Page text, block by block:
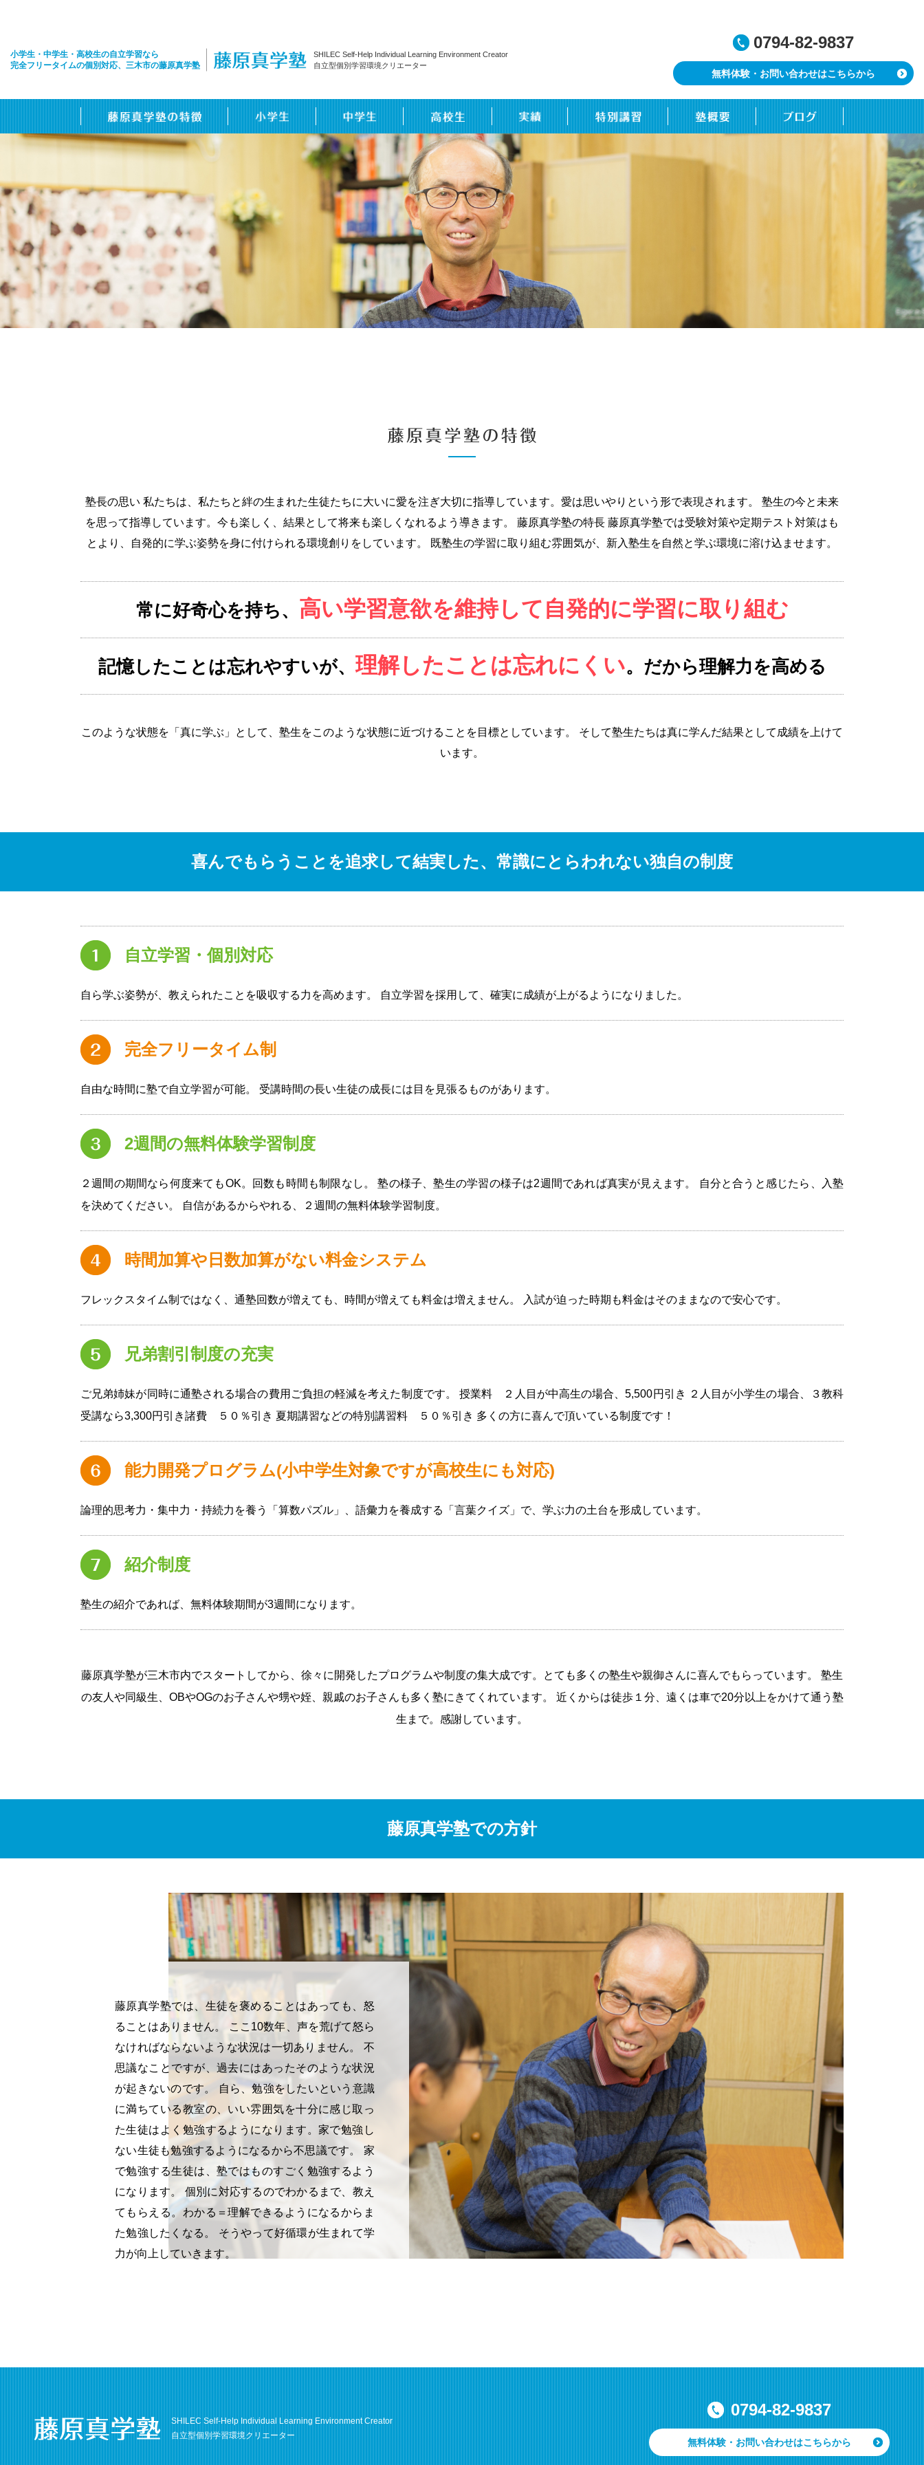
小学生・中学生・高校生の自立学習なら
完全フリータイムの個別対応、三木市の藤原真学塾
SHILEC Self-Help Individual Learning Environment Creator
自立型個別学習環境クリエーター
0794-82-9837
無料体験・お問い合わせはこちらから
塾長の思い 私たちは、私たちと絆の生まれた生徒たちに大いに愛を注ぎ大切に指導しています。愛は思いやりという形で表現されます。 塾生の今と未来
を思って指導しています。今も楽しく、結果として将来も楽しくなれるよう導きます。 藤原真学塾の特長 藤原真学塾では受験対策や定期テスト対策はも
とより、自発的に学ぶ姿勢を身に付けられる環境創りをしています。 既塾生の学習に取り組む雰囲気が、新入塾生を自然と学ぶ環境に溶け込ませます。
常に好奇心を持ち、 高い学習意欲を維持して自発的に学習に取り組む
記憶したことは忘れやすいが、理解したことは忘れにくい。だから理解力を高める
このような状態を「真に学ぶ」として、塾生をこのような状態に近づけることを目標としています。 そして塾生たちは真に学んだ結果として成績を上けて
います。
喜んでもらうことを追求して結実した、常識にとらわれない独自の制度
自立学習・個別対応
自ら学ぶ姿勢が、教えられたことを吸収する力を高めます。 自立学習を採用して、確実に成績が上がるようになりました。
完全フリータイム制
自由な時間に塾で自立学習が可能。 受講時間の長い生徒の成長には目を見張るものがあります。
2週間の無料体験学習制度
２週間の期間なら何度来てもOK。回数も時間も制限なし。 塾の様子、塾生の学習の様子は2週間であれば真実が見えます。 自分と合うと感じたら、入塾
を決めてください。 自信があるからやれる、２週間の無料体験学習制度。
時間加算や日数加算がない料金システム
フレックスタイム制ではなく、通塾回数が増えても、時間が増えても料金は増えません。 入試が迫った時期も料金はそのままなので安心です。
兄弟割引制度の充実
ご兄弟姉妹が同時に通塾される場合の費用ご負担の軽減を考えた制度です。 授業料 ２人目が中高生の場合、5,500円引き ２人目が小学生の場合、３教科
受講なら3,300円引き諸費 ５０％引き 夏期講習などの特別講習料 ５０％引き 多くの方に喜んで頂いている制度です！
能力開発プログラム(小中学生対象ですが高校生にも対応)
論理的思考力・集中力・持続力を養う「算数パズル」、語彙力を養成する「言葉クイズ」で、学ぶ力の土台を形成しています。
紹介制度
塾生の紹介であれば、無料体験期間が3週間になります。
藤原真学塾が三木市内でスタートしてから、徐々に開発したプログラムや制度の集大成です。とても多くの塾生や親御さんに喜んでもらっています。 塾生
の友人や同級生、OBやOGのお子さんや甥や姪、親戚のお子さんも多く塾にきてくれています。 近くからは徒歩１分、遠くは車で20分以上をかけて通う塾
生まで。感謝しています。
藤原真学塾での方針
藤原真学塾では、生徒を褒めることはあっても、怒
ることはありません。 ここ10数年、声を荒げて怒ら
なければならないような状況は一切ありません。 不
思議なことですが、過去にはあったそのような状況
が起きないのです。 自ら、勉強をしたいという意識
に満ちている教室の、いい雰囲気を十分に感じ取っ
た生徒はよく勉強するようになります。家で勉強し
ない生徒も勉強するようになるから不思議です。 家
で勉強する生徒は、塾ではものすごく勉強するよう
になります。 個別に対応するのでわかるまで、教え
てもらえる。わかる＝理解できるようになるからま
た勉強したくなる。 そうやって好循環が生まれて学
力が向上していきます。
SHILEC Self-Help Individual Learning Environment Creator
自立型個別学習環境クリエーター
0794-82-9837
無料体験・お問い合わせはこちらから